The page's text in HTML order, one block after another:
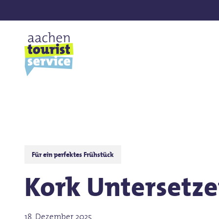
to
content
Für ein perfektes Frühstück
Kork